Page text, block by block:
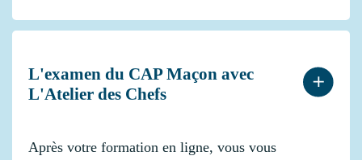
L'examen du CAP Maçon avec
L'Atelier des Chefs
Après votre formation en ligne, vous vous